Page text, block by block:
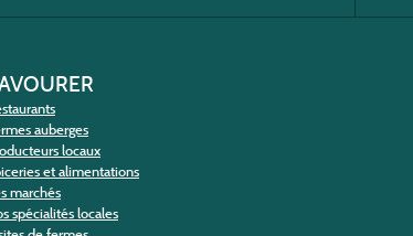
auberges
locaux
et alimentations
marchés
spécialités locales